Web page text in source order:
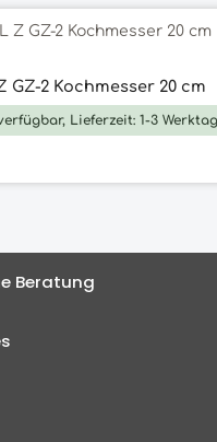
GZ-2 Kochmesser 20 cm
Lieferzeit: 1-3
Beratung